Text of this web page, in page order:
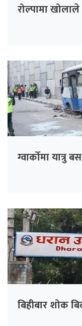
रोल्पामा
ग्वार्कोमा यात्रु
बिहीबार शोक